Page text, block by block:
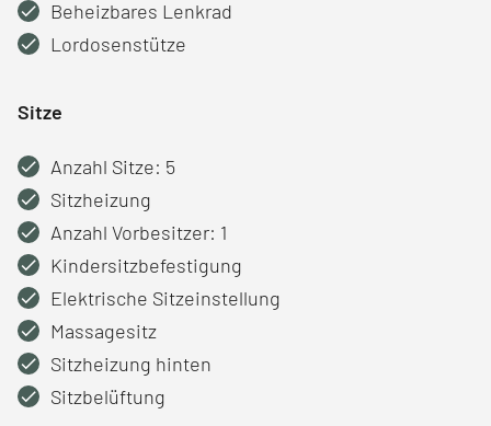
Beheizbares Lenkrad
Lordosenstütze
Sitze
Anzahl Sitze: 5
Sitzheizung
Anzahl Vorbesitzer: 1
Kindersitzbefestigung
Elektrische Sitzeinstellung
Massagesitz
Sitzheizung hinten
Sitzbelüftung